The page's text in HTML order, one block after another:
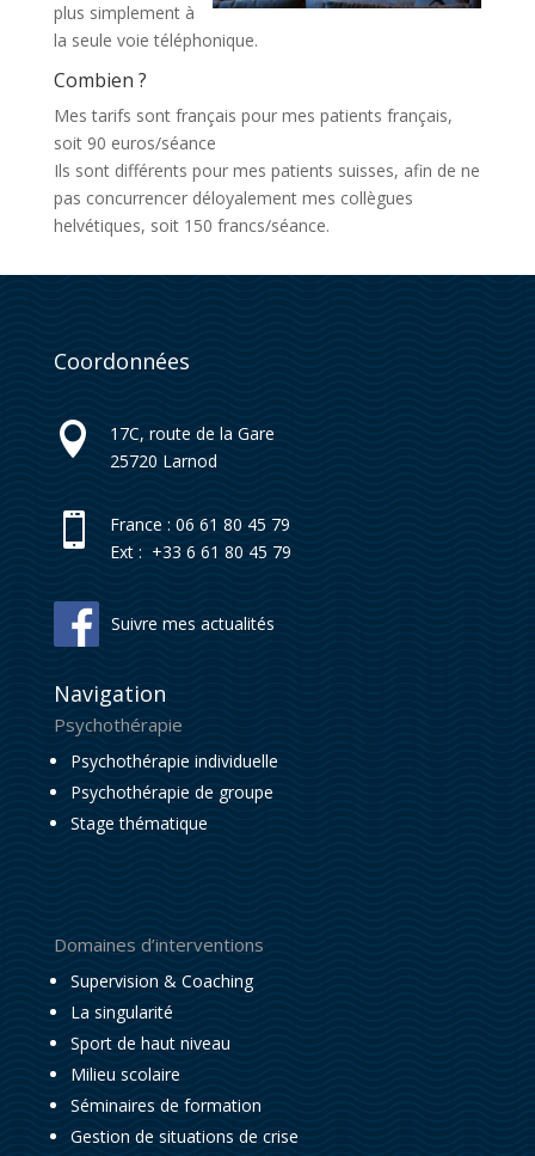
plus simplement à
la seule voie téléphonique.
Combien ?
Mes tarifs sont français pour mes patients français,
soit 90 euros/séance
Ils sont différents pour mes patients suisses, afin de ne
pas concurrencer déloyalement mes collègues
helvétiques, soit 150 francs/séance.
Coordonnées

17C, route de la Gare
25720 Larnod

France : 06 61 80 45 79
Ext : +33 6 61 80 45 79
Suivre mes actualités
Navigation
Psychothérapie
Psychothérapie individuelle
Psychothérapie de groupe
Stage thématique
Domaines d’interventions
Supervision & Coaching
La singularité
Sport de haut niveau
Milieu scolaire
Séminaires de formation
Gestion de situations de crise